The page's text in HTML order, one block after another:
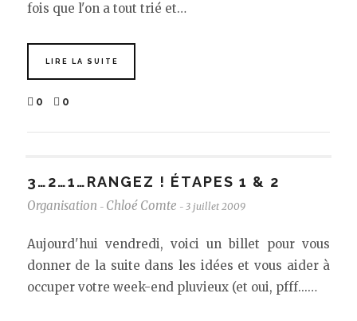
fois que l'on a tout trié et…
LIRE LA SUITE
0 0
3…2…1…RANGEZ ! ÉTAPES 1 & 2
Organisation - Chloé Comte - 3 juillet 2009
Aujourd'hui vendredi, voici un billet pour vous
donner de la suite dans les idées et vous aider à
occuper votre week-end pluvieux (et oui, pfff...…